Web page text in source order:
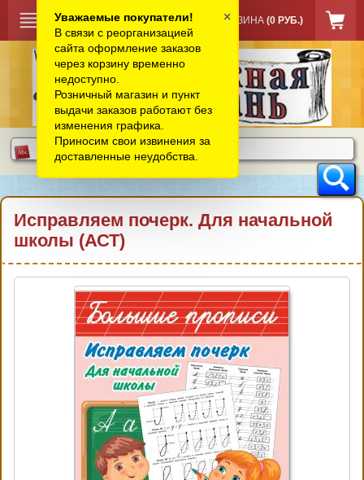
КОРЗИНА (0 РУБ.)
Исправляем почерк. Для начальной
школы (АСТ)
Уважаемые покупатели!
В связи с реорганизацией
сайта оформление заказов
через корзину временно
недоступно.
Розничный магазин и пункт
выдачи заказов работают без
изменения графика.
Приносим свои извинения за
доставленные неудобства.
×